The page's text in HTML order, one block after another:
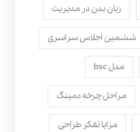
زبان بدن در مدیریت
ششمین اجلاس سراسری
مدل bsc
مراحل چرخه دمینگ
مزایا تفکر طراحی